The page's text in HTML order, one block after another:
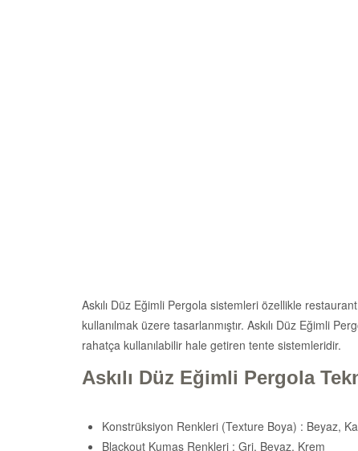
Askılı Düz Eğimli Pergola sistemleri özellikle
kullanılmak üzere tasarlanmıştır. Askılı Düz Eğimli
rahatça kullanılabilir hale getiren tente sistemleridir.
Askılı Düz Eğimli Pergola
Konstrüksiyon Renkleri (Texture Boya) : Beyaz,
Blackout Kumaş Renkleri : Gri, Beyaz, Krem